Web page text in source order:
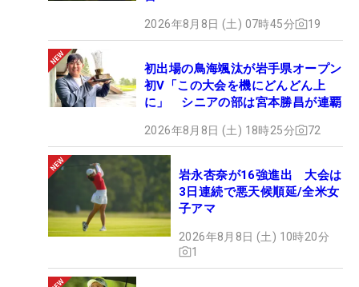
2026年8月8日 (土) 07時45分 19
初出場の鳥海颯汰が岩手県オープン
初V「この大会を機にどんどん上
に」 シニアの部は宮本勝昌が連覇
2026年8月8日 (土) 18時25分 72
岩永杏奈が16強進出 大会は
3日連続で悪天候順延/全米女
子アマ
2026年8月8日 (土) 10時20分
1